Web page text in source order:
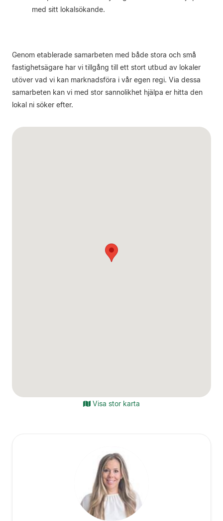
med sitt lokalsökande.
Genom etablerade samarbeten med både stora och små
fastighetsägare har vi tillgång till ett stort utbud av lokaler
utöver vad vi kan marknadsföra i vår egen regi. Via dessa
samarbeten kan vi med stor sannolikhet hjälpa er hitta den
lokal ni söker efter.
Visa stor karta